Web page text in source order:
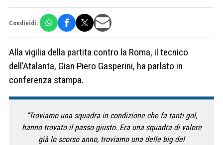
Condividi:
Alla vigilia della partita contro la Roma, il tecnico
dell’Atalanta, Gian Piero Gasperini, ha parlato in
conferenza stampa.
“Troviamo una squadra in condizione che fa tanti gol,
hanno trovato il passo giusto. Era una squadra di valore
già lo scorso anno, troviamo una delle big del